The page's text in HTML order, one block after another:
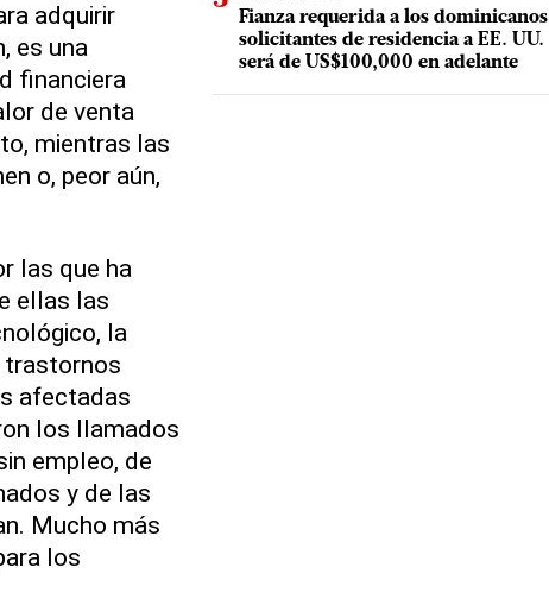
adquirir
es una
financiera
de venta
mientras las
o, peor aún,
las que ha
ellas las
la
trastornos
afectadas
los llamados
empleo, de
y de las
Mucho más
los
Fianza requerida a los dominicanos
solicitantes de residencia a EE. UU.
será de US$100,000 en adelante